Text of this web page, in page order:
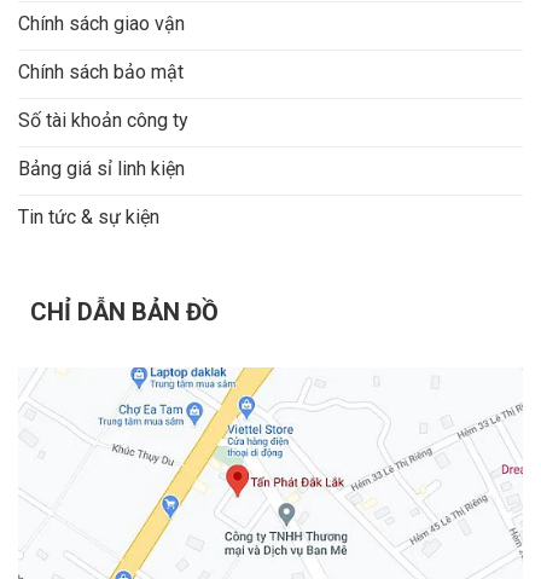
Chính sách giao vận
Chính sách bảo mật
Số tài khoản công ty
Bảng giá sỉ linh kiện
Tin tức & sự kiện
CHỈ DẪN BẢN ĐỒ